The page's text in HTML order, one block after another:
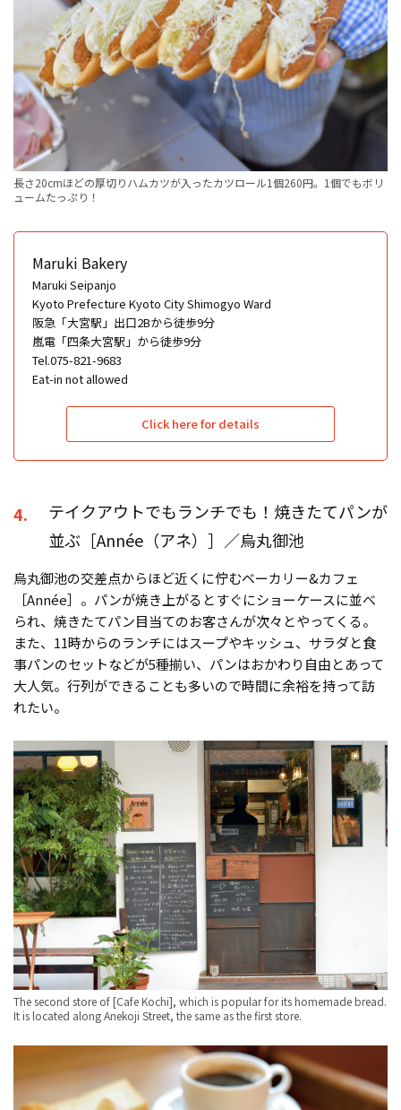
長さ20cmほどの厚切りハムカツが入ったカツロール1個260円。1個でもボリ
ュームたっぷり！
Maruki Bakery
Maruki Seipanjo
Kyoto Prefecture Kyoto City Shimogyo Ward
阪急「大宮駅」出口2Bから徒歩9分
嵐電「四条大宮駅」から徒歩9分
Tel.075-821-9683
Eat-in not allowed
Click here for details
4.
テイクアウトでもランチでも！焼きたてパンが
並ぶ［Année（アネ）］／烏丸御池
烏丸御池の交差点からほど近くに佇むベーカリー&カフェ
［Année］。パンが焼き上がるとすぐにショーケースに並べ
られ、焼きたてパン目当てのお客さんが次々とやってくる。
また、11時からのランチにはスープやキッシュ、サラダと食
事パンのセットなどが5種揃い、パンはおかわり自由とあって
大人気。行列ができることも多いので時間に余裕を持って訪
れたい。
The second store of [Cafe Kochi], which is popular for its homemade bread.
It is located along Anekoji Street, the same as the first store.